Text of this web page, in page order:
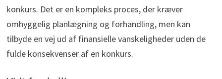
konkurs. Det er en kompleks proces, der kræver
omhyggelig planlægning og forhandling, men kan
tilbyde en vej ud af finansielle vanskeligheder uden de
fulde konsekvenser af en konkurs.